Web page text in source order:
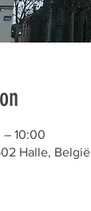
10:00
Halle, België